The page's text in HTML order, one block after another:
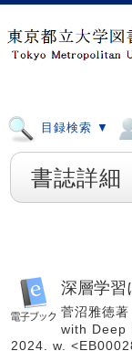
目録検索 ▼
書誌詳細
深層学習
菅沼雅徳
with Deep
2024. w.